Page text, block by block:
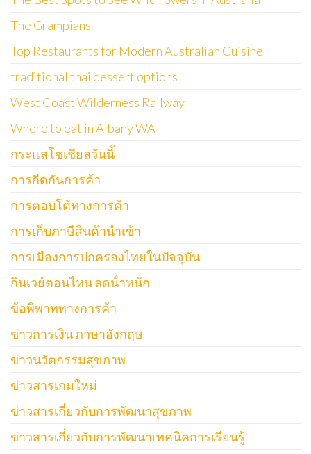
The Grampians
Top Restaurants for Modern Australian Cuisine
traditional thai dessert options
West Coast Wilderness Railway
Where to eat in Albany WA
กระแสโซเชียลวันนี้
การกีดกันการค้า
การตอบโต้ทางการค้า
การเก็บภาษีสินค้านำเข้า
การเมืองการปกครองไทยในปัจจุบัน
กินเวย์ตอนไหน ลดน้ําหนัก
ข้อพิพาททางการค้า
ข่าวการเงิน ภาษาอังกฤษ
ข่าวนวัตกรรมสุขภาพ
ข่าวสารเกมใหม่
ข่าวสารเกี่ยวกับการพัฒนาสุขภาพ
ข่าวสารเกี่ยวกับการพัฒนาเทคนิคการเรียนรู้